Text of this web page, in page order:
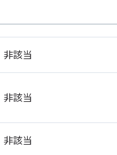
非該当
非該当
非該当